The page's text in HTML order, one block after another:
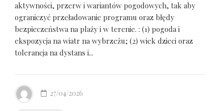
aktywności, przerw i wariantów pogodowych, tak aby
ograniczyć przeładowanie programu oraz błędy
bezpieczeństwa na plaży i w terenie. : (1) pogoda i
ekspozycja na wiatr na wybrzeżu; (2) wiek dzieci oraz
tolerancja na dystans i...
27/04/2026